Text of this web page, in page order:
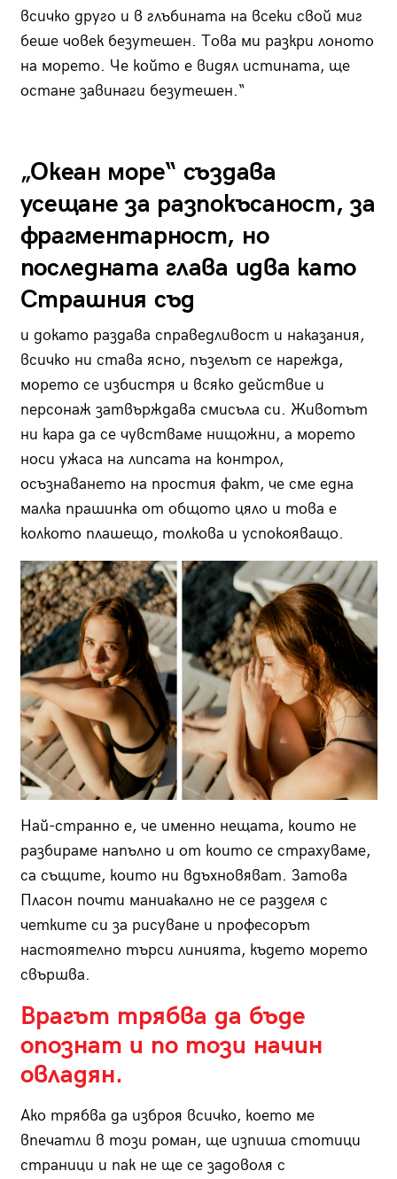
всичко друго и в глъбината на всеки свой миг
беше човек безутешен. Това ми разкри лоното
на морето. Че който е видял истината, ще
остане завинаги безутешен.“
„Океан море“ създава
усещане за разпокъсаност, за
фрагментарност, но
последната глава идва като
Страшния съд
и докато раздава справедливост и наказания,
всичко ни става ясно, пъзелът се нарежда,
морето се избистря и всяко действие и
персонаж затвърждава смисъла си. Животът
ни кара да се чувстваме нищожни, а морето
носи ужаса на липсата на контрол,
осъзнаването на простия факт, че сме една
малка прашинка от общото цяло и това е
колкото плашещо, толкова и успокояващо.
Най-странно е, че именно нещата, които не
разбираме напълно и от които се страхуваме,
са същите, които ни вдъхновяват. Затова
Пласон почти маниакално не се разделя с
четките си за рисуване и професорът
настоятелно търси линията, където морето
свършва.
Врагът трябва да бъде
опознат и по този начин
овладян.
Ако трябва да изброя всичко, което ме
впечатли в този роман, ще изпиша стотици
страници и пак не ще се задоволя с